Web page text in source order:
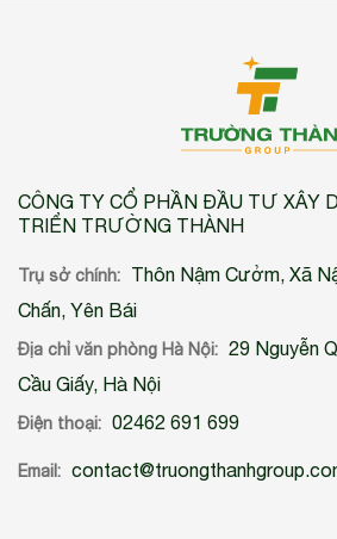
CÔNG TY CỔ PHẦN ĐẦU TƯ XÂY
TRIỂN TRƯỜNG THÀNH
Trụ sở chính:
Thôn Nậm Cưởm, Xã
Chấn, Yên Bái
Địa chỉ văn phòng Hà Nội: 29 Nguyễn
Cầu Giấy, Hà Nội
Điện thoại: 02462 691 699
Email: